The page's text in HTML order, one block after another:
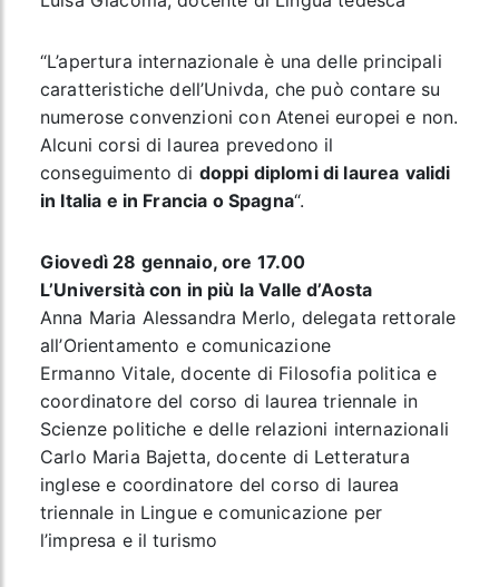
“L’apertura internazionale è una delle principali
caratteristiche dell’Univda, che può contare su
numerose convenzioni con Atenei europei e non.
Alcuni corsi di laurea prevedono il
conseguimento di doppi diplomi di laurea validi
in Italia e in Francia o Spagna“.
Giovedì 28 gennaio, ore 17.00
L’Università con in più la Valle d’Aosta
Anna Maria Alessandra Merlo, delegata rettorale
all’Orientamento e comunicazione
Ermanno Vitale, docente di Filosofia politica e
coordinatore del corso di laurea triennale in
Scienze politiche e delle relazioni internazionali
Carlo Maria Bajetta, docente di Letteratura
inglese e coordinatore del corso di laurea
triennale in Lingue e comunicazione per
l’impresa e il turismo